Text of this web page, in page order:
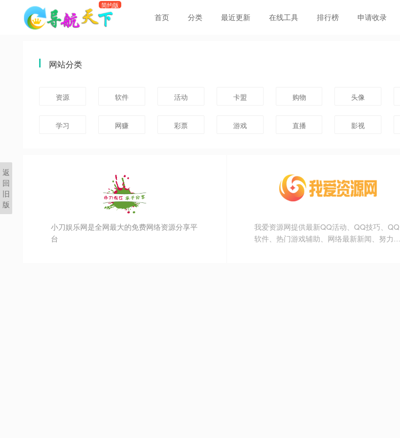
首页 分类 最近更新 在线工具 排行榜 申请收录
网站分类
资源 软件 活动 卡盟 购物 头像
学习 网赚 彩票 游戏 直播 影视
小刀娱乐网是全网最大的免费网络资源分享平
台
我爱资源网提供最新QQ活动、QQ技巧、QQ
软件、热门游戏辅助、网络最新新闻、努力打
返
回
旧
版